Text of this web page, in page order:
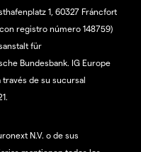
1, 60327 Fráncfort
registro número 148759)
für
Bundesbank. IG Europe
de su sucursal
N.V. o de sus